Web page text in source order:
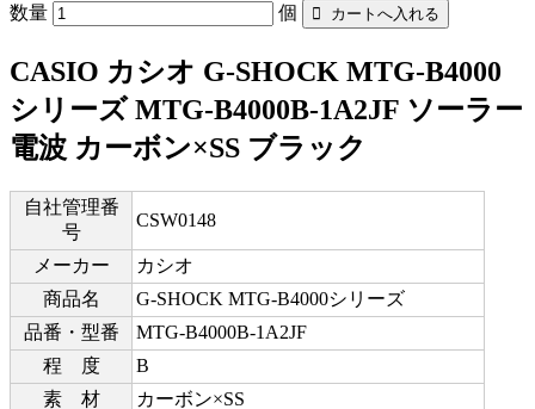
数量
個
CASIO カシオ G-SHOCK MTG-B4000
シリーズ MTG-B4000B-1A2JF ソーラー
電波 カーボン×SS ブラック
自社管理番
号
CSW0148
メーカー
カシオ
商品名
G-SHOCK MTG-B4000シリーズ
品番・型番
MTG-B4000B-1A2JF
程 度
B
素 材
カーボン×SS